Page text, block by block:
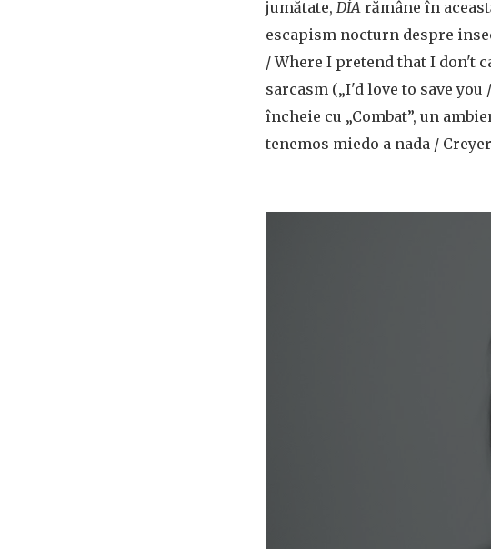
jumătate, D​Í​A rămâne în
escapism nocturn despre
/ Where I pretend that I don't
sarcasm („I'd love to save you
încheie cu „Combat”, un
tenemos miedo a nada /